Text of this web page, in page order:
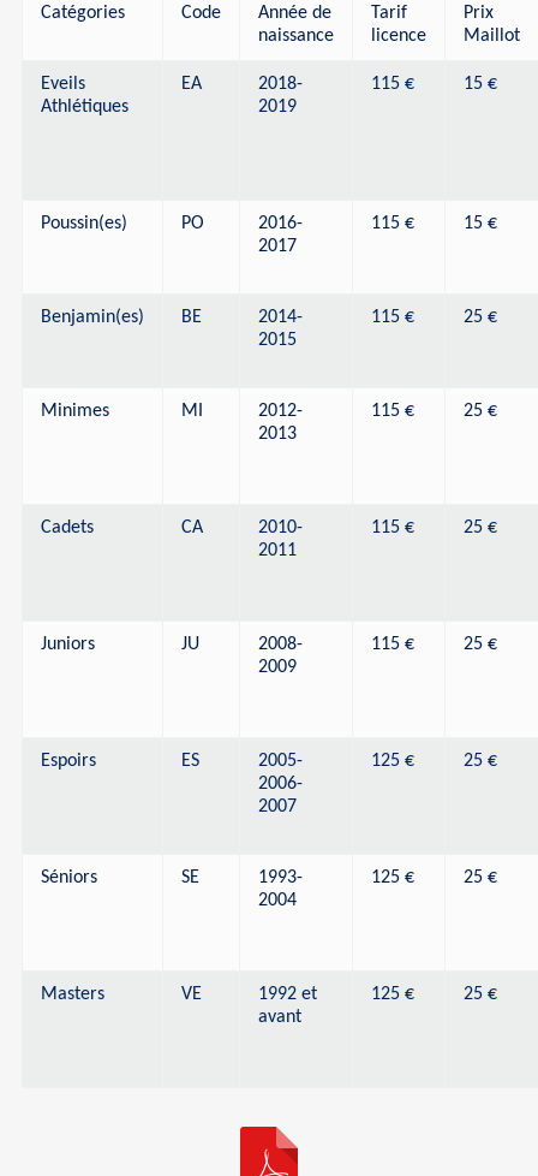
Catégories Code
Année de
naissance
Tarif
licence
Prix
Maillot
Eveils
Athlétiques
EA
2018-
2019
115 € 15 €
Poussin(es) PO
2016-
2017
115 € 15 €
Benjamin(es) BE
2014-
2015
115 € 25 €
Minimes MI
2012-
2013
115 € 25 €
Cadets CA
2010-
2011
115 € 25 €
Juniors JU
2008-
2009
115 € 25 €
Espoirs ES
2005-
2006-
2007
125 € 25 €
Séniors SE
1993-
2004
125 € 25 €
Masters VE
1992 et
avant
125 € 25 €